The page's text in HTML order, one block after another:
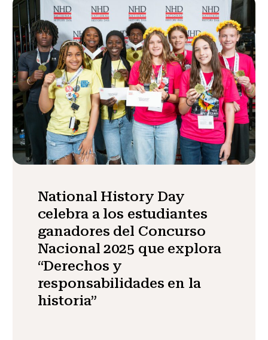
National History Day
celebra a los estudiantes
ganadores del Concurso
Nacional 2025 que explora
“Derechos y
responsabilidades en la
historia”